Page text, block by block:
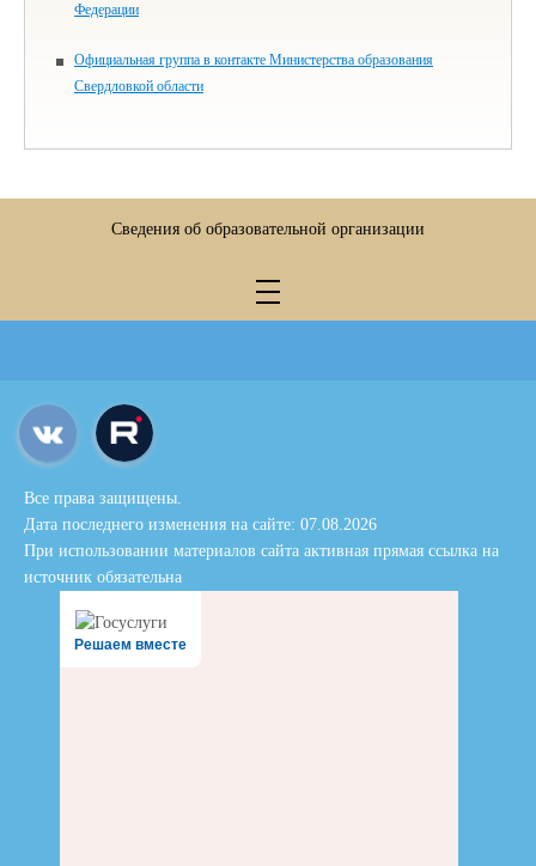
Федерации
Официальная группа в контакте Министерства образования
Свердловкой области
Сведения об образовательной организации
Все права защищены.
Дата последнего изменения на сайте: 07.08.2026
При использовании материалов сайта активная прямая ссылка на
источник обязательна
Решаем вместе